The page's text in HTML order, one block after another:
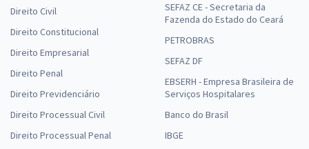
Direito Civil
Direito Constitucional
Direito Empresarial
Direito Penal
Direito Previdenciário
Direito Processual Civil
Direito Processual Penal
SEFAZ CE - Secretaria da
Fazenda do Estado do Ceará
PETROBRAS
SEFAZ DF
EBSERH - Empresa Brasileira de
Serviços Hospitalares
Banco do Brasil
IBGE